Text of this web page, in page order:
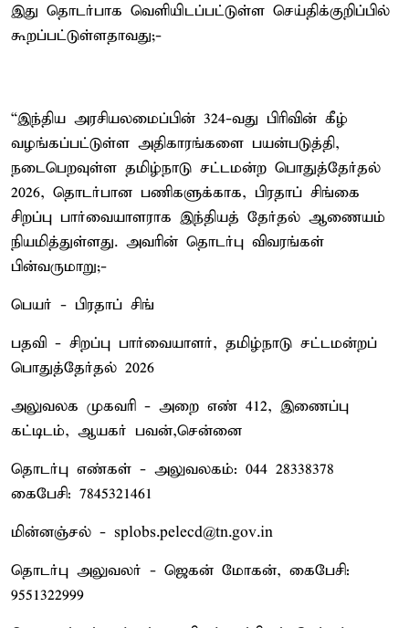
இது தொடர்பாக வெளியிடப்பட்டுள்ள செய்திக்குறிப்பில்
கூறப்பட்டுள்ளதாவது;-
“இந்திய அரசியலமைப்பின் 324-வது பிரிவின் கீழ்
வழங்கப்பட்டுள்ள அதிகாரங்களை பயன்படுத்தி,
நடைபெறவுள்ள தமிழ்நாடு சட்டமன்ற பொதுத்தேர்தல்
2026, தொடர்பான பணிகளுக்காக, பிரதாப் சிங்கை
சிறப்பு பார்வையாளராக இந்தியத் தேர்தல் ஆணையம்
நியமித்துள்ளது. அவரின் தொடர்பு விவரங்கள்
பின்வருமாறு;-
பெயர் - பிரதாப் சிங்
பதவி - சிறப்பு பார்வையாளர், தமிழ்நாடு சட்டமன்றப்
பொதுத்தேர்தல் 2026
அலுவலக முகவரி - அறை எண் 412, இணைப்பு
கட்டிடம், ஆயகர் பவன்,சென்னை
தொடர்பு எண்கள் - அலுவலகம்: 044 28338378
கைபேசி: 7845321461
மின்னஞ்சல் - splobs.pelecd@tn.gov.in
தொடர்பு அலுவலர் - ஜெகன் மோகன், கைபேசி:
9551322999